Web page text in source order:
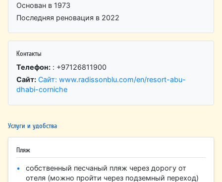
Основан в 1973
Последняя реновация в 2022
Контакты
Телефон: : +97126811900
Сайт: Сайт: www.radissonblu.com/en/resort-abu-
dhabi-corniche
Услуги и удобства
Пляж
собственный песчаный пляж через дорогу от
отеля (можно пройти через подземный переход)